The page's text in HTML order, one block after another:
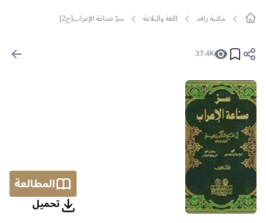
مکتبة رافد اللغة والبلاغة سرّ صناعة الإعراب[ج2]
37.4K
المطالعة
تحمیل